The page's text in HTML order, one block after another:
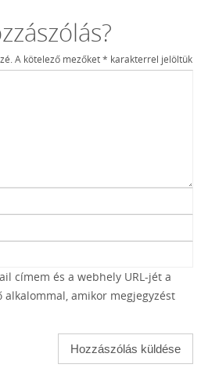
A kötelező mezőket* karakterrel jelöltük
címem és a webhely URL-jét a
alkalommal, amikor megjegyzést